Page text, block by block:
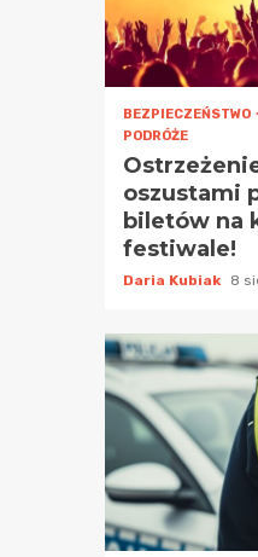
BEZPIECZEŃSTWO
PODRÓŻE
oszustami
biletów na
festiwale!
Daria Kubiak 8